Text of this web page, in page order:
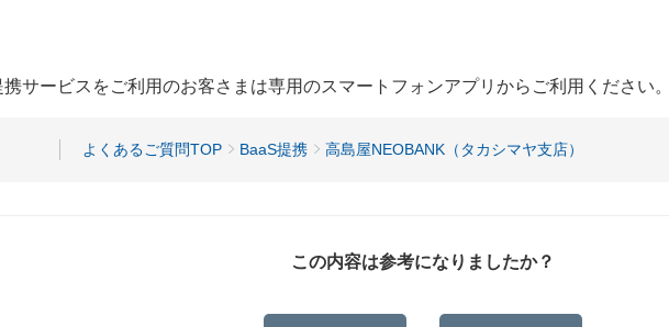
サービスをご利用のお客さまは専用のスマートフォンアプリからご利用ください
よくあるご質問TOP BaaS提携 高島屋NEOBANK（タカシマヤ支店）
この内容は参考になりましたか？